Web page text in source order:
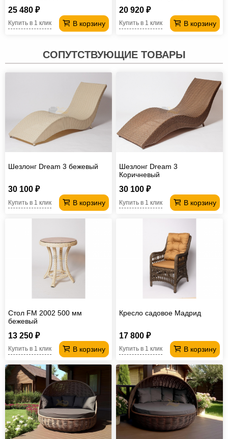
25 480 ₽
В корзину
Купить в 1 клик
20 920 ₽
В корзину
Купить в 1 клик
СОПУТСТВУЮЩИЕ ТОВАРЫ
Шезлонг Dream 3 бежевый
30 100 ₽
В корзину
Купить в 1 клик
Шезлонг Dream 3
Коричневый
30 100 ₽
В корзину
Купить в 1 клик
Стол FM 2002 500 мм
бежевый
13 250 ₽
В корзину
Купить в 1 клик
Кресло садовое Мадрид
17 800 ₽
В корзину
Купить в 1 клик